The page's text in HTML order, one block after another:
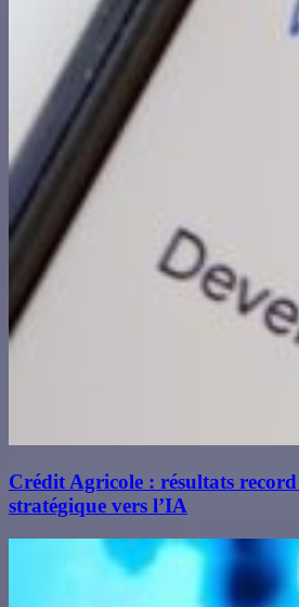
Crédit Agricole : résultats
stratégique vers l’IA